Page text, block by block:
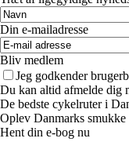
Din e-mailadresse
Bliv medlem
Jeg godkender
Du kan altid afmelde dig
De bedste cykelruter i
Oplev Danmarks
Hent din e-bog nu